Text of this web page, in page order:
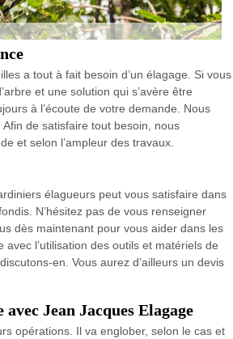
a tout à fait besoin d’un élagage. Si vous
et une solution qui s’avère être
à l’écoute de votre demande. Nous
de satisfaire tout besoin, nous
et selon l’ampleur des travaux.
élagueurs peut vous satisfaire dans
N’hésitez pas de vous renseigner
dès maintenant pour vous aider dans les
l’utilisation des outils et matériels de
en. Vous aurez d’ailleurs un devis
Jean Jacques Elagage
opérations. Il va englober, selon le cas et